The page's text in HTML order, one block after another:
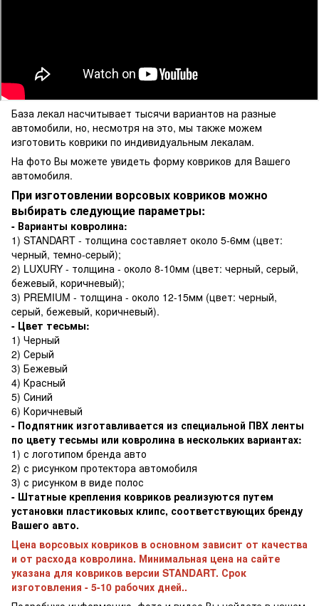
База лекал насчитывает тысячи вариантов на разные
автомобили, но, несмотря на это, мы также можем
изготовить коврики по индивидуальным лекалам.
На фото Вы можете увидеть форму ковриков для Вашего
автомобиля.
При изготовлении ворсовых ковриков можно
выбирать следующие параметры:
- Варианты ковролина:
1) STANDART - толщина составляет около 5-6мм (цвет:
черный, темно-cерый);
2) LUXURY - толщина - около 8-10мм (цвет: черный, cерый,
бежевый, коричневый);
3) PREMIUM - толщина - около 12-15мм (цвет: черный,
cерый, бежевый, коричневый).
- Цвет тесьмы:
1) Черный
2) Серый
3) Бежевый
4) Красный
5) Синий
6) Коричневый
- Подпятник изготавливается из специальной ПВХ ленты
по цвету тесьмы или ковролина в нескольких вариантах:
1) с логотипом бренда авто
2) с рисунком протектора автомобиля
3) с рисунком в виде полос
- Штатные крепления ковриков реализуются путем
установки пластиковых клипс, соответствующих бренду
Вашего авто.
Цена ворсовых ковриков в основном зависит от качества
и от расхода ковролина. Минимальная цена на сайте
указана для ковриков версии STANDART. Срок
изготовления - 5-10 рабочих дней..